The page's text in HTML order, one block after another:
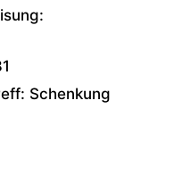
Schenkung